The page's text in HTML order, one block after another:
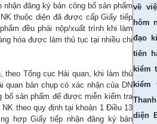
về
hôm
đạo
tiến
kiểm
kiểm
diện
đăng ký bản công bố sản phẩm
thuộc diện đã được cấp Giấy tiếp
đều phải nộp/xuất trình khi làm
hóa được làm thủ tục tại nhiều chi
Tổng cục Hải quan, khi làm thủ
quan bản chụp có xác nhận của DN
bố sản phẩm để được miễn kiểm tra
theo quy định tại khoản 1 Điều 13
hợp Giấy tiếp nhận đăng ký bản